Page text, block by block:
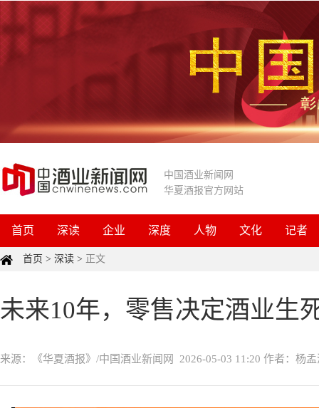
中国酒业新闻网
华夏酒报官方网站
首页 深读 企业 深度 人物 文化 记者
首页 > 深读 > 正文
未来10年，零售决定酒业生
来源：《华夏酒报》/中国酒业新闻网 2026-05-03 11:20 作者：杨孟